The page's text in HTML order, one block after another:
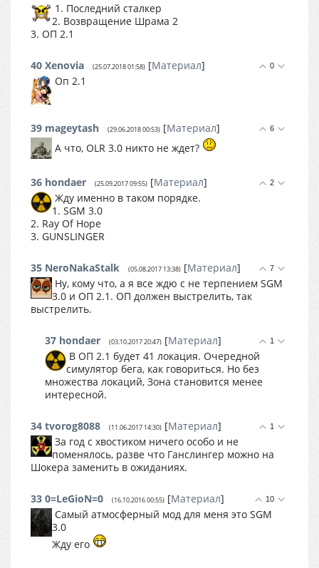
1. Последний сталкер
2. Возвращение Шрама 2
3. ОП 2.1
0
40 Xenovia (25.07.2018 01:58) [Материал]
Оп 2.1
6
39 mageytash (29.06.2018 00:53) [Материал]
А что, OLR 3.0 никто не ждет?
2
36 hondaer (25.09.2017 09:55) [Материал]
Жду именно в таком порядке.
1. SGM 3.0
2. Ray Of Hope
3. GUNSLINGER
7
35 NeroNakaStalk (05.08.2017 13:38) [Материал]
Ну, кому что, а я все ждю с не терпением SGM
3.0 и ОП 2.1. ОП должен выстрелить, так
выстрелить.
1
37 hondaer (03.10.2017 20:47) [Материал]
В ОП 2.1 будет 41 локация. Очередной
симулятор бега, как говориться. Но без
множества локаций, Зона становится менее
интересной.
1
34 tvorog8088 (11.06.2017 14:30) [Материал]
За год с хвостиком ничего особо и не
поменялось, разве что Ганслингер можно на
Шокера заменить в ожиданиях.
10
33 0=LeGioN=0 (16.10.2016 00:55) [Материал]
Cамый атмосферный мод для меня это SGM
3.0
Жду его